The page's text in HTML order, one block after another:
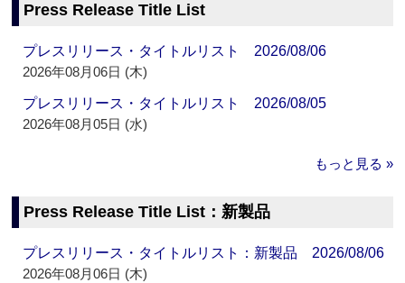
Press Release Title List
プレスリリース・タイトルリスト 2026/08/06
2026年08月06日 (木)
プレスリリース・タイトルリスト 2026/08/05
2026年08月05日 (水)
もっと見る »
Press Release Title List：新製品
プレスリリース・タイトルリスト：新製品 2026/08/06
2026年08月06日 (木)